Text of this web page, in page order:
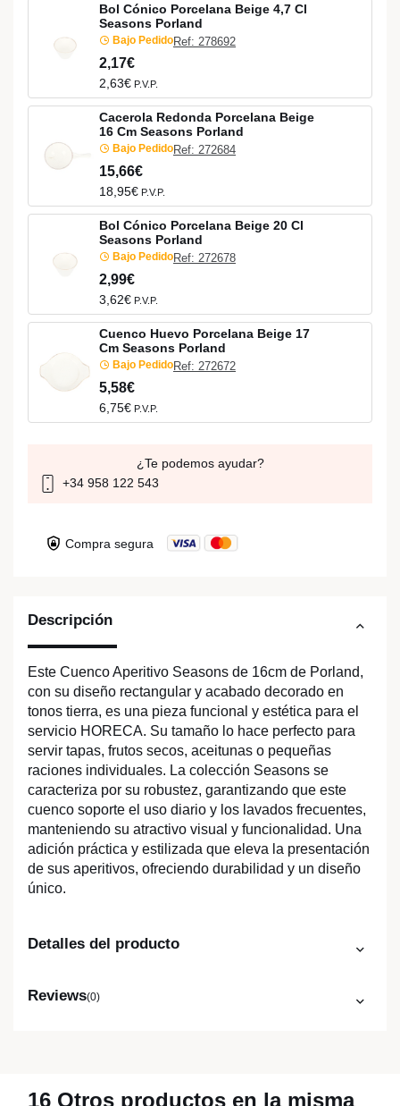
Descripción
Este Cuenco Aperitivo Seasons de 16cm de Porland,
con su diseño rectangular y acabado decorado en
tonos tierra, es una pieza funcional y estética para el
servicio HORECA. Su tamaño lo hace perfecto para
servir tapas, frutos secos, aceitunas o pequeñas
raciones individuales. La colección Seasons se
caracteriza por su robustez, garantizando que este
cuenco soporte el uso diario y los lavados frecuentes,
manteniendo su atractivo visual y funcionalidad. Una
adición práctica y estilizada que eleva la presentación
de sus aperitivos, ofreciendo durabilidad y un diseño
único.
Detalles del producto
Reviews(0)
Bol Cónico Porcelana Beige 4,7 Cl
Seasons Porland
Bajo PedidoRef: 278692
2,17€
2,63€ P.V.P.
Cacerola Redonda Porcelana Beige
16 Cm Seasons Porland
Bajo PedidoRef: 272684
15,66€
18,95€ P.V.P.
Bol Cónico Porcelana Beige 20 Cl
Seasons Porland
Bajo PedidoRef: 272678
2,99€
3,62€ P.V.P.
Cuenco Huevo Porcelana Beige 17
Cm Seasons Porland
Bajo PedidoRef: 272672
5,58€
6,75€ P.V.P.
¿Te podemos ayudar?
+34 958 122 543
Compra segura
16 Otros productos en la misma